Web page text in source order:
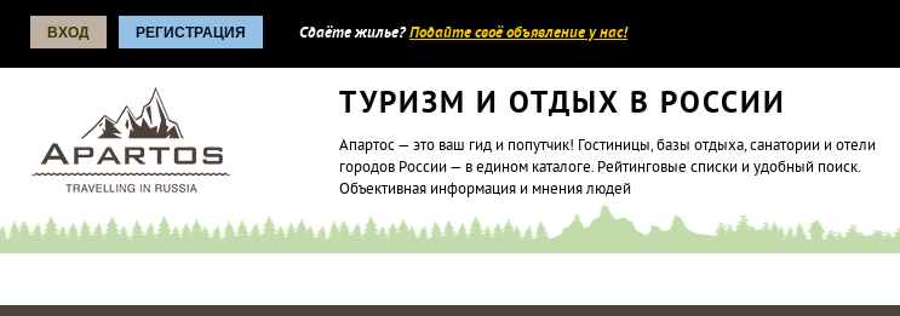
ВХОД РЕГИСТРАЦИЯ Сдаёте жилье?Подайте своё объявление у нас!
ТУРИЗМ И ОТДЫХ В РОССИИ
Апартос — это ваш гид и попутчик! Гостиницы, базы отдыха, санатории и отели
городов России — в едином каталоге. Рейтинговые списки и удобный поиск.
Объективная информация и мнения людей